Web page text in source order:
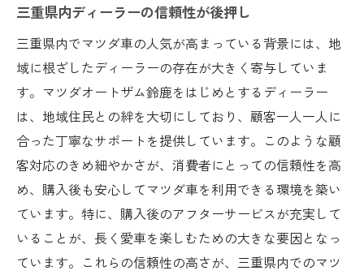
三重県内ディーラーの信頼性が後押し
三重県内でマツダ車の人気が高まっている背景には、地
域に根ざしたディーラーの存在が大きく寄与していま
す。マツダオートザム鈴鹿をはじめとするディーラー
は、地域住民との絆を大切にしており、顧客一人一人に
合った丁寧なサポートを提供しています。このような顧
客対応のきめ細やかさが、消費者にとっての信頼性を高
め、購入後も安心してマツダ車を利用できる環境を築い
ています。特に、購入後のアフターサービスが充実して
いることが、長く愛車を楽しむための大きな要因となっ
ています。これらの信頼性の高さが、三重県内でのマツ